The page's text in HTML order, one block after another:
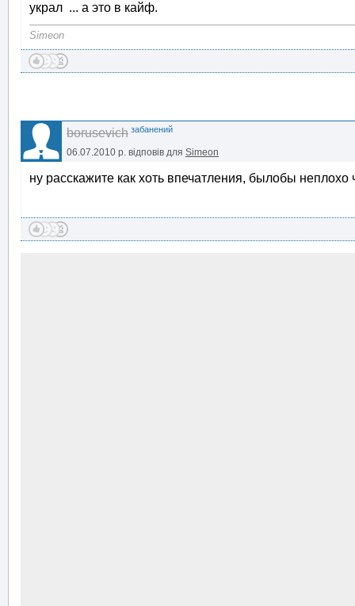
украл ... а это в кайф.
Simeon
borusevich забанений
06.07.2010 р. відповів для Simeon
ну расскажите как хоть впечатления, былобы